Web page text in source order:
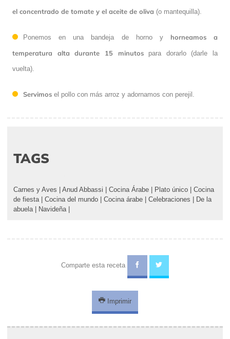
el concentrado de tomate y el aceite de oliva (o mantequilla).
Ponemos en una bandeja de horno y horneamos a
temperatura alta durante 15 minutos para dorarlo (darle la
vuelta).
Servimos el pollo con más arroz y adornamos con perejil.
TAGS
Carnes y Aves Anud Abbassi Cocina Árabe Plato único
Cocina
de fiesta| Cocina del mundo Cocina árabe Celebraciones
De la
abuela| Navideña|
Comparte esta receta
Imprimir